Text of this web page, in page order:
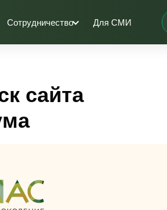
Сотрудничество Для СМИ
сайта